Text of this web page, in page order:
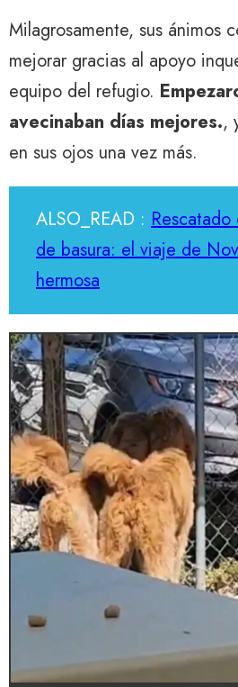
Milagrosamente, sus ánimos
mejorar gracias al apoyo
equipo del refugio.
avecinaban días mejores.,
en sus ojos una vez más.
ALSO_READ :
de basura: el viaje de
hermosa